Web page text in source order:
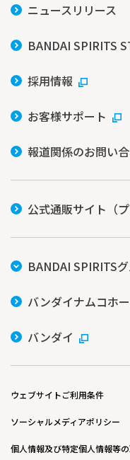
ニュースリリース
BANDAI SPIRITS
採用情報
お客様サポート
報道関係のお問い
公式通販サイト（
BANDAI SPIRITS
バンダイナムコホ
バンダイ
ウェブサイトご利用条件
ソーシャルメディアポリシー
個人情報及び特定個人情報等